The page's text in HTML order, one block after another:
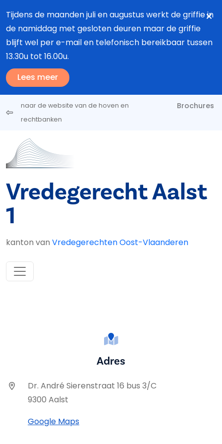
Tijdens de maanden juli en augustus werkt de griffie in
de namiddag met gesloten deuren maar de griffie
blijft wel per e-mail en telefonisch bereikbaar tussen
13.30u tot 16.00u.
Lees meer
naar de website van de hoven en
rechtbanken
Brochures
Vredegerecht Aalst
1
kanton van Vredegerechten Oost-Vlaanderen
Adres
Dr. André Sierenstraat 16 bus 3/C
9300 Aalst
Google Maps